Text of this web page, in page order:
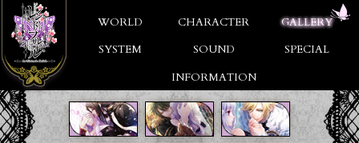
WORLD CHARACTER
GALLERY
SYSTEM
SOUND
SPECIAL
INFORMATION